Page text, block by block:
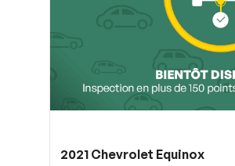
2021 Chevrolet Equinox